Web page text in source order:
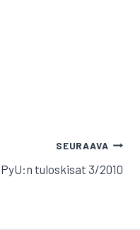
SEURAAVA
PyU:n tuloskisat 3/2010